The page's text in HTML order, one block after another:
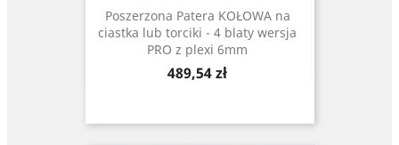
Poszerzona Patera KOŁOWA na
ciastka lub torciki - 4 blaty wersja
PRO z plexi 6mm
Cena
489,54 zł